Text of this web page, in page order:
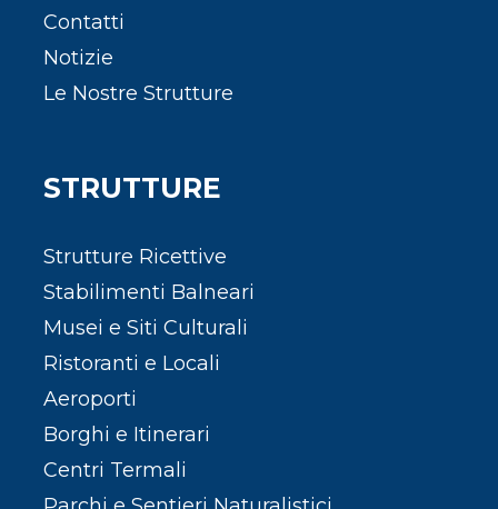
Contatti
Notizie
Le Nostre Strutture
STRUTTURE
Strutture Ricettive
Stabilimenti Balneari
Musei e Siti Culturali
Ristoranti e Locali
Aeroporti
Borghi e Itinerari
Centri Termali